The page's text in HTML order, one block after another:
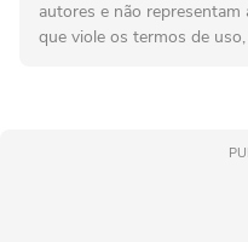
autores e não
que viole os termos de